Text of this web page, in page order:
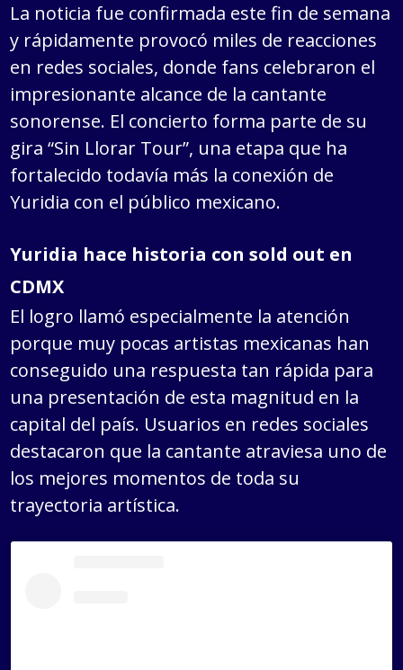
La noticia fue confirmada este fin de semana
y rápidamente provocó miles de reacciones
en redes sociales, donde fans celebraron el
impresionante alcance de la cantante
sonorense. El concierto forma parte de su
gira “Sin Llorar Tour”, una etapa que ha
fortalecido todavía más la conexión de
Yuridia con el público mexicano.
Yuridia hace historia con sold out en
CDMX
El logro llamó especialmente la atención
porque muy pocas artistas mexicanas han
conseguido una respuesta tan rápida para
una presentación de esta magnitud en la
capital del país. Usuarios en redes sociales
destacaron que la cantante atraviesa uno de
los mejores momentos de toda su
trayectoria artística.